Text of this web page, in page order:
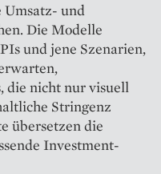
Umsatz- und
Die Modelle
und jene Szenarien,
die nicht nur visuell
Stringenz
übersetzen die
Investment-